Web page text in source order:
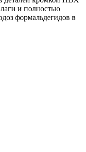
и полностью
формальдегидов в